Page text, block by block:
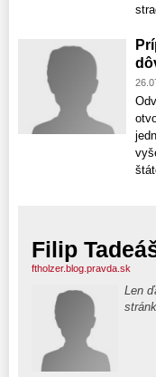
Filip
ftholzer.blog.pravda.sk
Len